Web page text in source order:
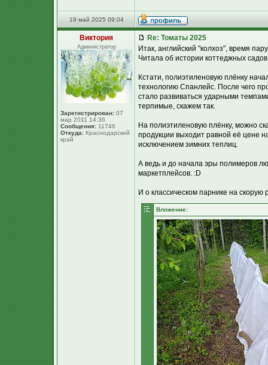
19 май 2025 09:04
Виктория
Администратор
Зарегистрирован: 07
мар 2011 14:36
Сообщения: 11746
Откуда: Краснодарский
край
Re: Томаты 2025
Итак, английский "колхоз", время
Читала об истории коттеджных
Кстати, полиэтиленовую плёнку
технологию Спанлейс. После чего
стало развиваться ударными
терпимые, скажем так.
На полиэтиленовую плёнку, можно
продукции выходит равной её цене
исключением зимних теплиц.
А ведь и до начала эры полимеров
маркетплейсов. :D
И о классическом парнике на скорую
Вложение: